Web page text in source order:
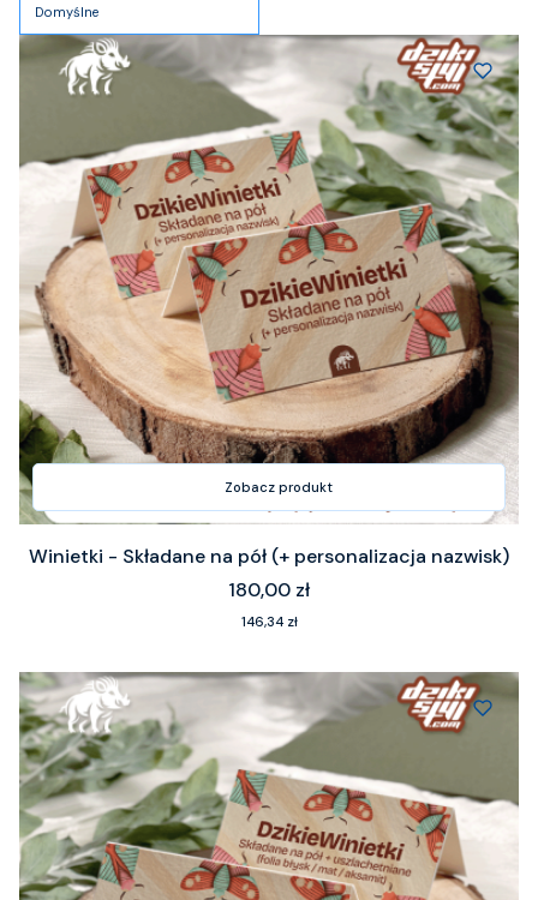
Domyślne
Zobacz produkt
Winietki - Składane na pół (+ personalizacja nazwisk)
Cena
180,00 zł
Cena
146,34 zł